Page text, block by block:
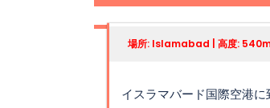
場所: Islamabad | 高度:
イスラマバード国際空港